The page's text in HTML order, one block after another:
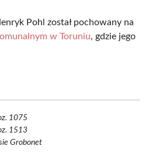
Pohl został pochowany na
w Toruniu, gdzie jego
1075
1513
Grobonet